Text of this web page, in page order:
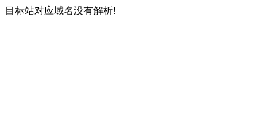
目标站对应域名没有解析!